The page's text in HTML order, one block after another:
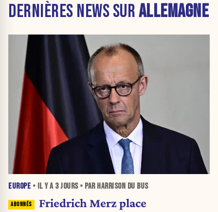
DERNIÈRES NEWS SURALLEMAGNE
EUROPE • IL Y A 3 JOURS• PAR HARRISON DU BUS
Friedrich Merz place